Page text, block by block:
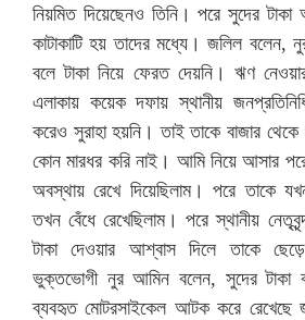
নিয়মিত দিয়েছেনও তিনি। পরে সুদের
কাটাকাটি হয় তাদের মধ্যে। জলিল বলেন,
বলে টাকা নিয়ে ফেরত দেয়নি। ঋণ
এলাকায় কয়েক দফায় স্থানীয়
করেও সুরাহা হয়নি। তাই তাকে বাজার
কোন মারধর করি নাই। আমি নিয়ে আসার পরে
অবস্থায় রেখে দিয়েছিলাম। পরে তাকে
তখন বেঁধে রেখেছিলাম। পরে স্থানীয়
টাকা দেওয়ার আশ্বাস দিলে তাকে
ভুক্তভোগী নুর আমিন বলেন, সুদের টাকা
ব্যবহৃত মোটরসাইকেল আটক করে রেখেছে